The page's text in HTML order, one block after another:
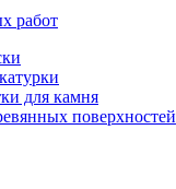
работ
для камня
поверхностей